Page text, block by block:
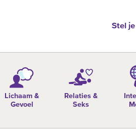
Stel
Lichaam &
Gevoel
Relaties &
Seks